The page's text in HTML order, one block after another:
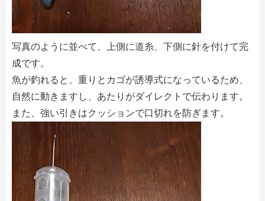
写真のように並べて、上側に道糸、下側に針を付けて完
成です。
魚が釣れると、重りとカゴが誘導式になっているため、
自然に動きますし、あたりがダイレクトで伝わります。
また、強い引きはクッションで口切れを防ぎます。